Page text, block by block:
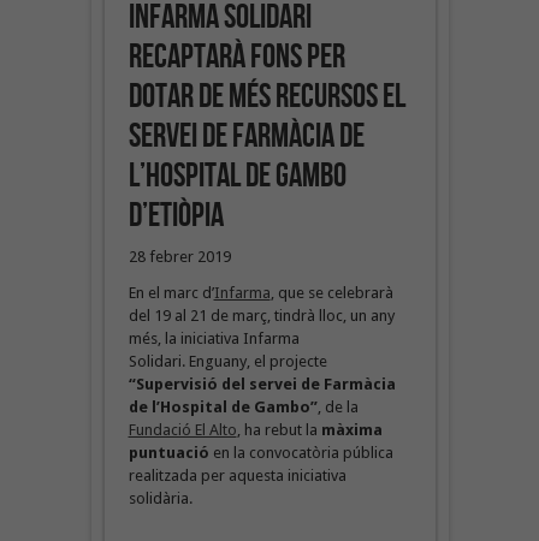
Infarma Solidari
recaptarà fons per
dotar de més recursos el
servei de Farmàcia de
l’Hospital de Gambo
d’Etiòpia
28 febrer 2019
En el marc d’Infarma , que se celebrarà
del 19 al 21 de març, tindrà lloc, un any
més, la iniciativa Infarma
Solidari. Enguany, el projecte
“Supervisió del servei de Farmàcia
de l’Hospital de Gambo”, de la
Fundació El Alto , ha rebut la màxima
puntuació en la convocatòria pública
realitzada per aquesta iniciativa
solidària.